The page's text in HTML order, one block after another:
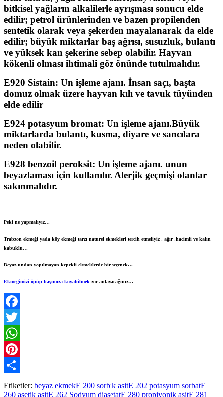
bitkisel yağların alkalilerle ayrışması sonucu elde
edilir; petrol ürünlerinden ve bazen propilenden
sentetik olarak veya şekerden mayalanarak da elde
edilir; büyük miktarlar baş ağrısı, susuzluk, bulantı
ve yüksek kan şekerine sebep olabilir. Hayvan
kökenli olması ihtimali göz önünde tutulmalıdır.
E920 Sistain: Un işleme ajanı. İnsan saçı, başta
domuz olmak üzere hayvan kılı ve tavuk tüyünden
elde edilir
E924 potasyum bromat: Un işleme ajanı.Büyük
miktarlarda bulantı, kusma, diyare ve sancılara
neden olabilir.
E928 benzoil peroksit: Un işleme ajanı. unun
beyazlaması için kullanılır. Alerjik geçmişi olanlar
sakınmalıdır.
Peki ne yapmalıyız…
Trabzon ekmeği yada köy ekmeği tarzı naturel ekmekleri tercih etmeliyiz , ağır ,hacimli ve kalın
kabuklu…
Beyaz undan yapılmayan kepekli ekmeklerde bir seçenek…
Ekmeğimizi öpüp başımıza koyabilmek zor anlayacağınız…
Facebook
Twitter
WhatsApp
Pinterest
Paylaş
Etiketler: beyaz ekmekE 200 sorbik asitE 202 potasyum sorbatE
260 asetik asitE 262 Sodyum diasetatE 280 propiyonik asitE 281